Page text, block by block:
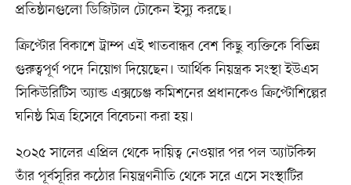
প্রতিষ্ঠানগুলো ডিজিটাল টোকেন ইস্যু করছে।
ক্রিপ্টোর বিকাশে ট্রাম্প এই খাতবান্ধব বেশ কিছু ব্যক্তিকে বিভিন্ন
গুরুত্বপূর্ণ পদে নিয়োগ দিয়েছেন। আর্থিক নিয়ন্ত্রক সংস্থা ইউএস
সিকিউরিটিস অ্যান্ড এক্সচেঞ্জ কমিশনের প্রধানকেও ক্রিপ্টোশিল্পের
ঘনিষ্ঠ মিত্র হিসেবে বিবেচনা করা হয়।
২০২৫ সালের এপ্রিল থেকে দায়িত্ব নেওয়ার পর পল অ্যাটকিন্স
তাঁর পূর্বসূরির কঠোর নিয়ন্ত্রণনীতি থেকে সরে এসে সংস্থাটির